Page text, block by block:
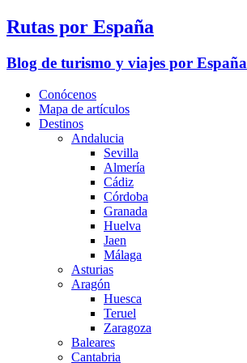
Rutas por España
Blog de turismo y viajes por España
Conócenos
Mapa de artículos
Destinos
Andalucia
Sevilla
Almería
Cádiz
Córdoba
Granada
Huelva
Jaen
Málaga
Asturias
Aragón
Huesca
Teruel
Zaragoza
Baleares
Cantabria